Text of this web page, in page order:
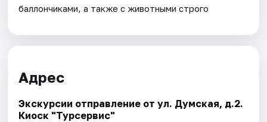
баллончиками, а также с животными строго
Адрес
Экскурсии отправление от ул. Думская, д.2.
Киоск "Турсервис"